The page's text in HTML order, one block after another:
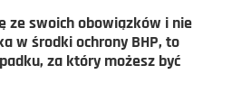
ze swoich obowiązków i nie
w środki ochrony BHP, to
za który możesz być